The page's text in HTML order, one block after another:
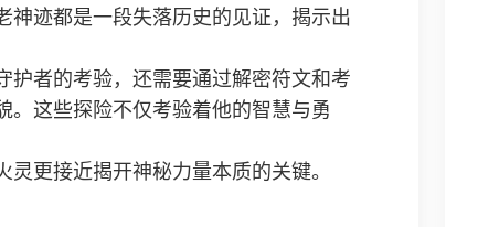
神迹都是一段失落历史的见证，揭示出
护者的考验，还需要通过解密符文和考
。这些探险不仅考验着他的智慧与勇
更接近揭开神秘力量本质的关键。